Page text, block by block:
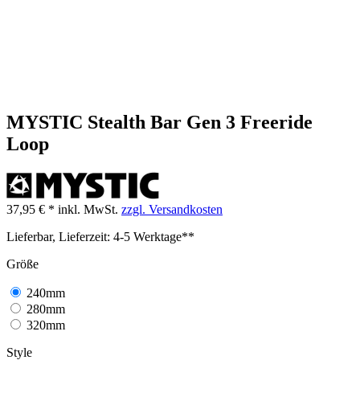
MYSTIC Stealth Bar Gen 3 Freeride
Loop
37,95 € * inkl. MwSt. zzgl. Versandkosten
Lieferbar, Lieferzeit: 4-5 Werktage**
Größe
240mm
280mm
320mm
Style